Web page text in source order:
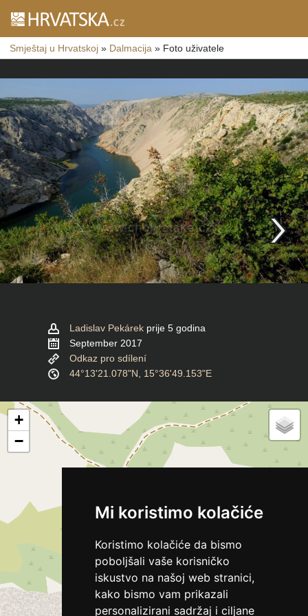
Mi koristimo kolačiće
Koristimo kolačiće da bismo
poboljšali vaše korisničko
iskustvo na našoj web stranici,
kako bismo vam prikazali
personalizirani sadržaj i ciljane
Smještaj u Hrvatskoj » Dalmacija » Foto uživatele
Ladislav Pekárek prije 5 godina
September 2017
Odkaz pro sdílení
44°13'21.078"N, 15°36'49.153"E
+
−